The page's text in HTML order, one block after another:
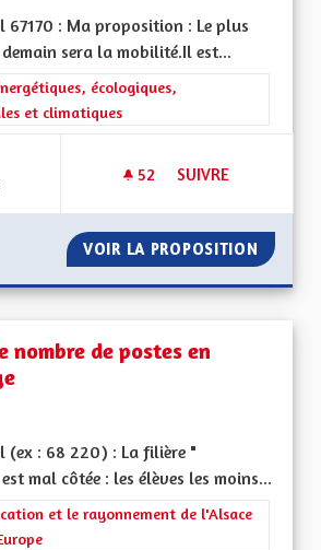
67170 : Ma proposition : Le plus
sera la mobilité.Il est...
de la catégorie : Les transitions
écologiques,
et climatiques
52 52 ABONNÉS
SUIVRE
VOIR LA PROPOSITION
nombre de postes en
(ex : 68 220) : La filière "
mal côtée : les élèves les moins...
de la catégorie : La Culture, l'Education et
et le rayonnement de l'Alsace